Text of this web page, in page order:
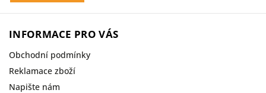
INFORMACE PRO VÁS
Obchodní podmínky
Reklamace zboží
Napište nám